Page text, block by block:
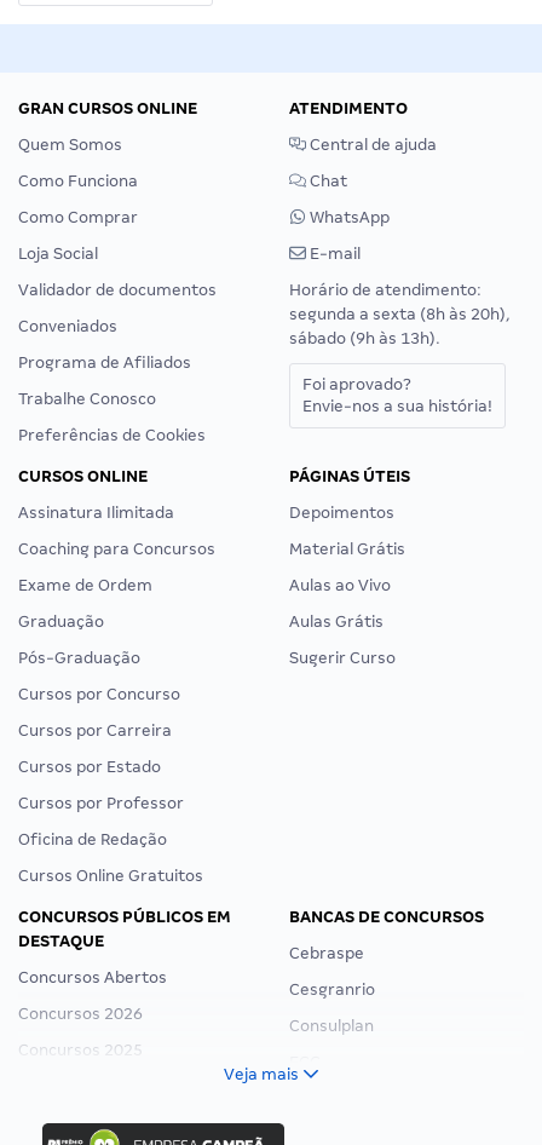
GRAN CURSOS ONLINE
Quem Somos
Como Funciona
Como Comprar
Loja Social
Validador de documentos
Conveniados
Programa de Afiliados
Trabalhe Conosco
Preferências de Cookies
ATENDIMENTO
Central de ajuda
Chat
WhatsApp
E-mail
Horário de atendimento:
segunda a sexta (8h às 20h),
sábado (9h às 13h).
Foi aprovado?
Envie-nos a sua história!
CURSOS ONLINE
Assinatura Ilimitada
Coaching para Concursos
Exame de Ordem
Graduação
Pós-Graduação
Cursos por Concurso
Cursos por Carreira
Cursos por Estado
Cursos por Professor
Oficina de Redação
Cursos Online Gratuitos
PÁGINAS ÚTEIS
Depoimentos
Material Grátis
Aulas ao Vivo
Aulas Grátis
Sugerir Curso
CONCURSOS PÚBLICOS EM
DESTAQUE
Concursos Abertos
Concursos 2026
Concursos 2025
Concurso Ibama
BANCAS DE CONCURSOS
Cebraspe
Cesgranrio
Consulplan
Veja mais